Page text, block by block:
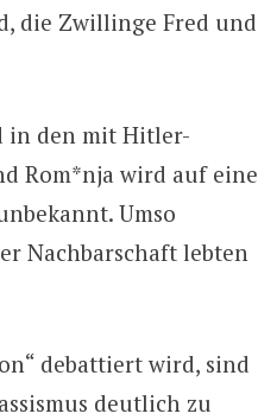
die Zwillinge Fred und
in den mit Hitler-
Rom*nja wird auf eine
Umso
Nachbarschaft lebten
debattiert wird, sind
deutlich zu